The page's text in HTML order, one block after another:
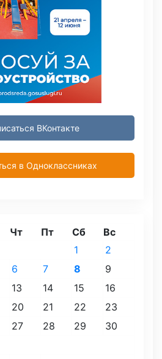
ВКонтакте
в Одноклассниках
Чт Пт Сб Вс
1
2
6 7 8
9
13 14 15
16
20 21 22
23
27 28 29
30